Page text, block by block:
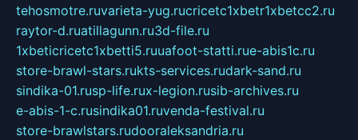
tehosmotre.ruvarieta-yug.rucricetc1xbetr1xbetcc2.ru
raytor-d.ruatillagunn.ru3d-file.ru
1xbeticricetc1xbetti5.ruuafoot-statti.rue-abis1c.ru
store-brawl-stars.rukts-services.rudark-sand.ru
sindika-01.rusp-life.rux-legion.rusib-archives.ru
e-abis-1-c.rusindika01.ruvenda-festival.ru
store-brawlstars.rudooraleksandria.ru